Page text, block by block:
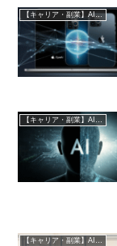
【キャリア・副業】AI時代の生存戦略